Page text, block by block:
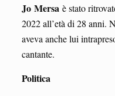
JoMersa è stato
2022 all’età di 28 anni.
aveva anche lui
cantante.
Politica